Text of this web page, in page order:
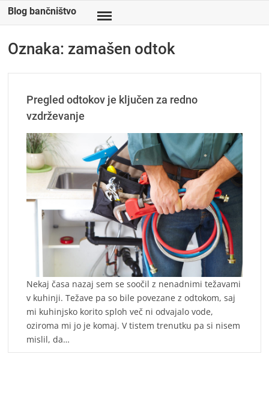
SkipBlog bančništvo
Oznaka: zamašen odtok
Pregled odtokov je ključen za redno
vzdrževanje
Nekaj časa nazaj sem se soočil z nenadnimi težavami
v kuhinji. Težave pa so bile povezane z odtokom, saj
mi kuhinjsko korito sploh več ni odvajalo vode,
oziroma mi jo je komaj. V tistem trenutku pa si nisem
mislil, da…